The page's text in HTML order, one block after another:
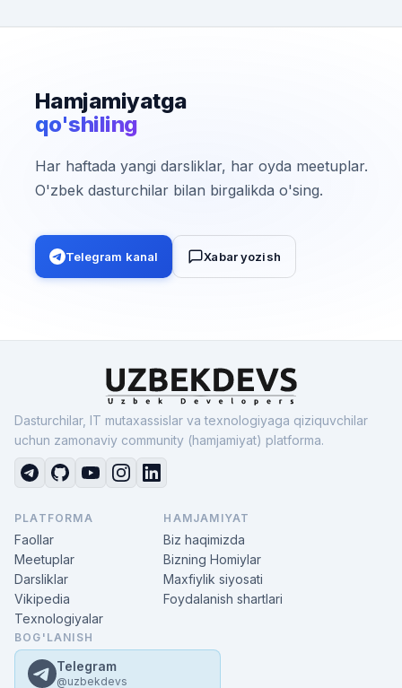
Hamjamiyatga
qo'shiling
Har haftada yangi darsliklar, har oyda meetuplar.
O'zbek dasturchilar bilan birgalikda o'sing.
Telegram kanal Xabar yozish
Dasturchilar, IT mutaxassislar va texnologiyaga qiziquvchilar
uchun zamonaviy community (hamjamiyat) platforma.
PLATFORMA
Faollar
Meetuplar
Darsliklar
Vikipedia
Texnologiyalar
HAMJAMIYAT
Biz haqimizda
Bizning Homiylar
Maxfiylik siyosati
Foydalanish shartlari
BOG'LANISH
Telegram
@uzbekdevs